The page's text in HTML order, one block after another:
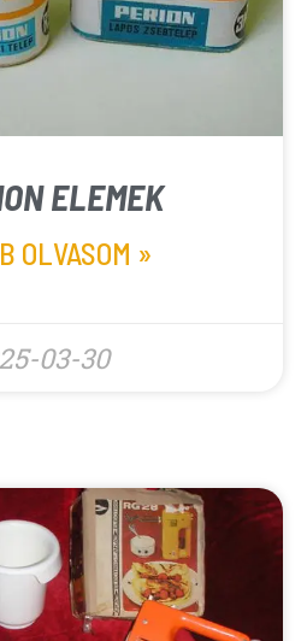
ELEMEK
OLVASOM »
03-30